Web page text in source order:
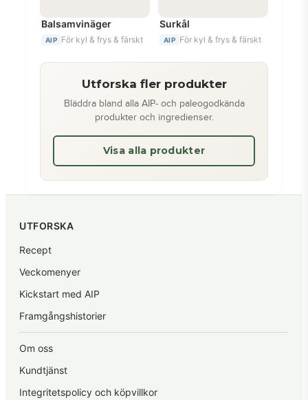
Balsamvinäger
AIP För kyl & frys & färskt
Surkål
AIP För kyl & frys & färskt
Utforska fler produkter
Bläddra bland alla AIP- och paleogodkända
produkter och ingredienser.
Visa alla produkter
UTFORSKA
Recept
Veckomenyer
Kickstart med AIP
Framgångshistorier
Om oss
Kundtjänst
Integritetspolicy och köpvillkor